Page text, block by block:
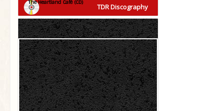
TDR Discography
The Heartland Café (CD)